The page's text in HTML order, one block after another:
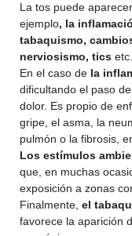
La tos puede
ejemplo, la
tabaquismo,
nerviosismo, tics etc.
En el caso de la
dificultando el paso
dolor. Es propio de
gripe, el asma, la
pulmón o la fibrosis,
Los estímulos
que, en muchas
exposición a zonas
Finalmente, el
favorece la aparición